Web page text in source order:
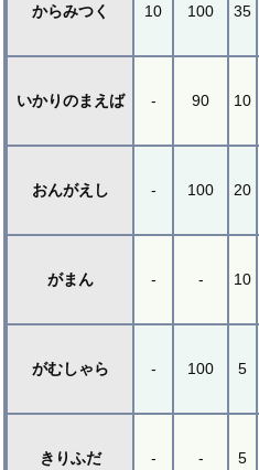
からみつく 10 100 35
いかりのまえば - 90 10
おんがえし - 100 20
がまん - - 10
がむしゃら - 100 5
きりふだ - - 5